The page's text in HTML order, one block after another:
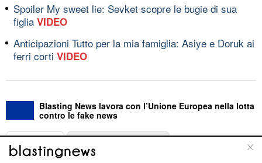
Spoiler My sweet lie: Sevket scopre le bugie di sua
figlia VIDEO
Anticipazioni Tutto per la mia famiglia: Asiye e Doruk ai
ferri corti VIDEO
Blasting News lavora con l’Unione Europea nella lotta
contro le fake news
ABOUT